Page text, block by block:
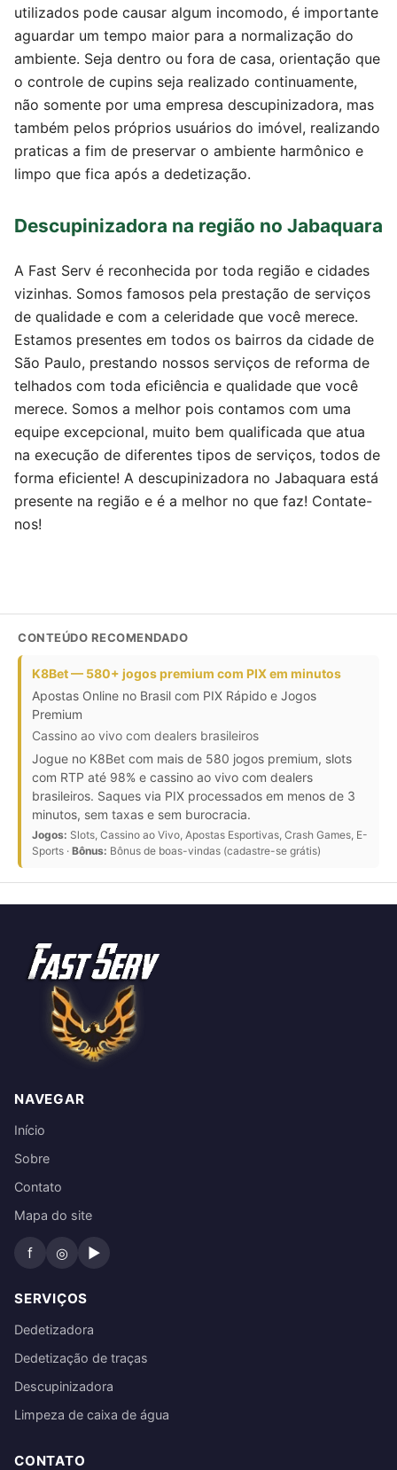
utilizados pode causar algum incomodo, é importante
aguardar um tempo maior para a normalização do
ambiente. Seja dentro ou fora de casa, orientação que
o controle de cupins seja realizado continuamente,
não somente por uma empresa descupinizadora, mas
também pelos próprios usuários do imóvel, realizando
praticas a fim de preservar o ambiente harmônico e
limpo que fica após a dedetização.
Descupinizadora na região no Jabaquara
A Fast Serv é reconhecida por toda região e cidades
vizinhas. Somos famosos pela prestação de serviços
de qualidade e com a celeridade que você merece.
Estamos presentes em todos os bairros da cidade de
São Paulo, prestando nossos serviços de reforma de
telhados com toda eficiência e qualidade que você
merece. Somos a melhor pois contamos com uma
equipe excepcional, muito bem qualificada que atua
na execução de diferentes tipos de serviços, todos de
forma eficiente! A descupinizadora no Jabaquara está
presente na região e é a melhor no que faz! Contate-
nos!
CONTEÚDO RECOMENDADO
K8Bet — 580+ jogos premium com PIX em minutos
Apostas Online no Brasil com PIX Rápido e Jogos
Premium
Cassino ao vivo com dealers brasileiros
Jogue no K8Bet com mais de 580 jogos premium, slots
com RTP até 98% e cassino ao vivo com dealers
brasileiros. Saques via PIX processados em menos de 3
minutos, sem taxas e sem burocracia.
Jogos: Slots, Cassino ao Vivo, Apostas Esportivas, Crash Games, E-
Sports · Bônus: Bônus de boas-vindas (cadastre-se grátis)
NAVEGAR
Início
Sobre
Contato
Mapa do site
f ◎ ▶
SERVIÇOS
Dedetizadora
Dedetização de traças
Descupinizadora
Limpeza de caixa de água
CONTATO